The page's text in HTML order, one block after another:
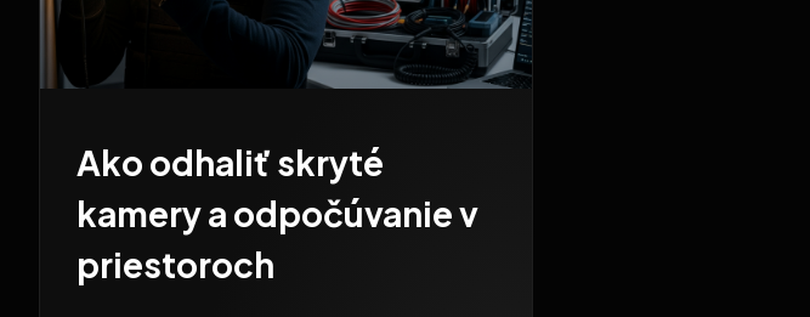
Ako odhaliť skryté
kamery a odpočúvanie v
priestoroch